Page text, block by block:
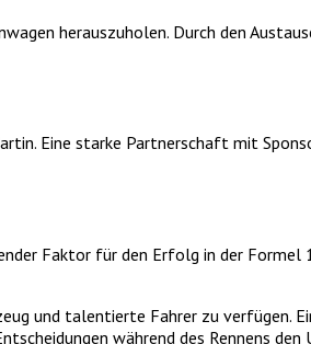
herauszuholen. Durch den
Eine starke Partnerschaft mit
Faktor für den Erfolg in der
und talentierte Fahrer zu verfügen.
während des Rennens den